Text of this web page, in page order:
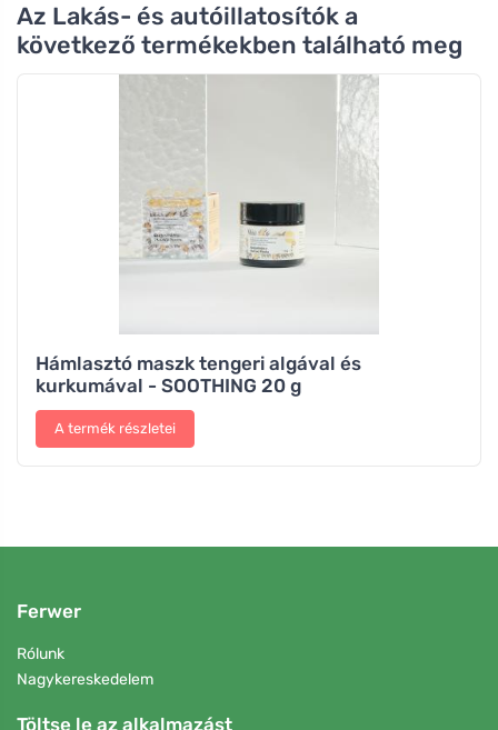
Az Lakás- és autóillatosítók a
következő termékekben található meg
Hámlasztó maszk tengeri algával és
kurkumával - SOOTHING 20 g
A termék részletei
Ferwer
Rólunk
Nagykereskedelem
Töltse le az alkalmazást